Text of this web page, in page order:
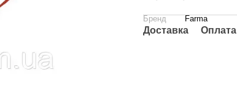
Бренд Farma
Доставка Оплата